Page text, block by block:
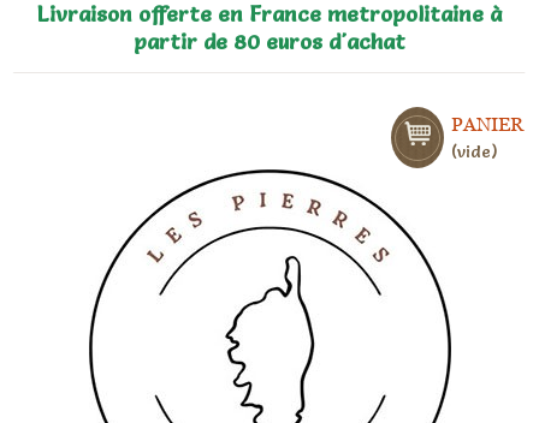
Livraison offerte en France metropolitaine à
partir de 80 euros d'achat
PANIER
vide